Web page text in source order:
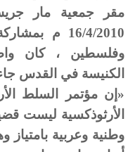
مقر جمعية مار جريس
وفلسطين ، كان
الكنيسة في القدس
«إن مؤتمر السلط
الأرثوذكسية ليست
وطنية وعربية